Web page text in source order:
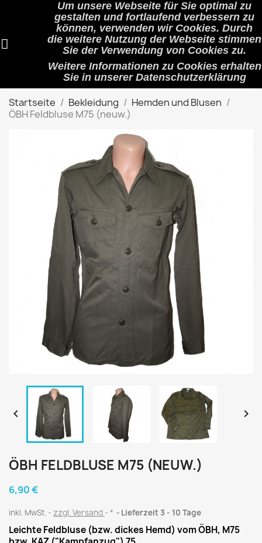
Um unsere Webseite für Sie optimal zu
gestalten und fortlaufend verbessern zu
können, verwenden wir Cookies. Durch
die weitere Nutzung der Webseite stimmen
Sie der Verwendung von Cookies zu.
Weitere Informationen zu Cookies erhalten
Sie in unserer Datenschutzerklärung
shopping_cart (0)

Startseite Bekleidung
Hemden und Blusen
ÖBH Feldbluse M75 (neuw.)
 
ÖBH FELDBLUSE M75 (NEUW.)
6,90 €
inkl. MwSt. zzgl. Versand * Lieferzeit 3 - 10 Tage
Leichte Feldbluse (bzw. dickes Hemd) vom ÖBH, M75